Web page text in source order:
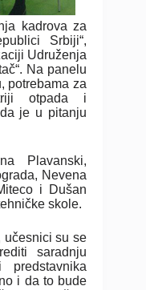
kadrova za
Srbiji“,
Udruženja
Na panelu
potrebama za
otpada i
je u pitanju
Plavanski,
Nevena
i Dušan
skole.
učesnici su se
saradnju
i da to bude